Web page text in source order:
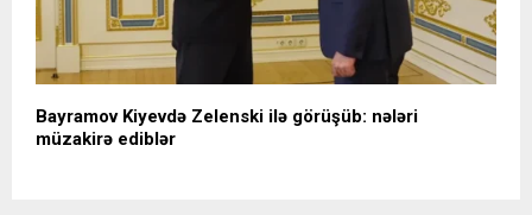
Bayramov Kiyevdə Zelenski ilə görüşüb: nələri
müzakirə ediblər